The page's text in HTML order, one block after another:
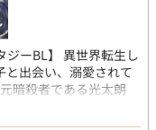
ジーBL】 異世界転生し
と出会い、溺愛されて
暗殺者である光太朗
人は妙に馬が合い、戦
だあって離れ離れにな